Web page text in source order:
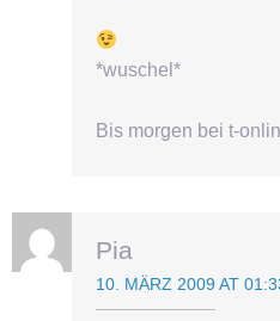
*wuschel*
Bis morgen bei t-
Pia
10. MÄRZ 2009 AT